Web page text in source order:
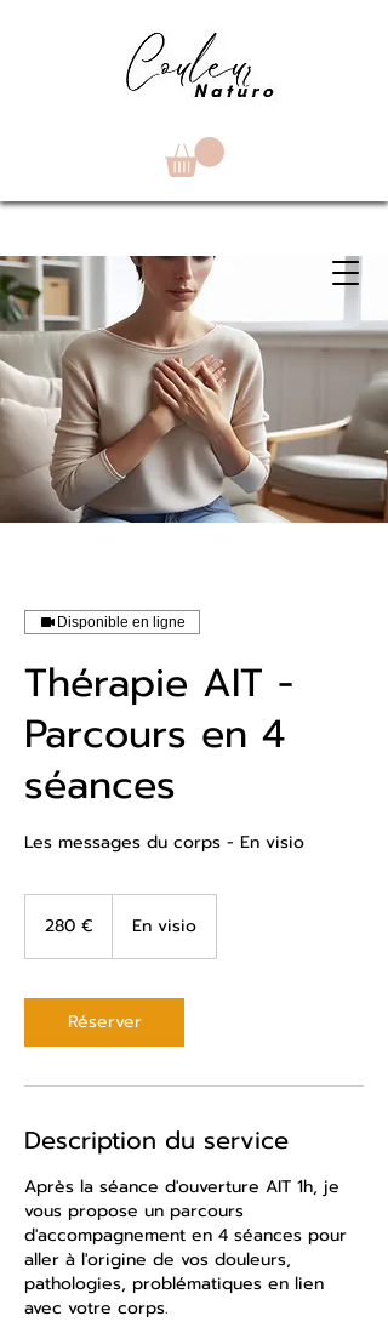
Disponible en ligne
Thérapie AIT -
Parcours en 4
séances
Les messages du corps - En visio
280 € En visio
Réserver
Description du service
Après la séance d'ouverture AIT 1h, je
vous propose un parcours
d'accompagnement en 4 séances pour
aller à l'origine de vos douleurs,
pathologies, problématiques en lien
avec votre corps.